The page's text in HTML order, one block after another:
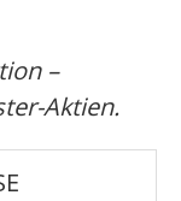
–
Aktien.